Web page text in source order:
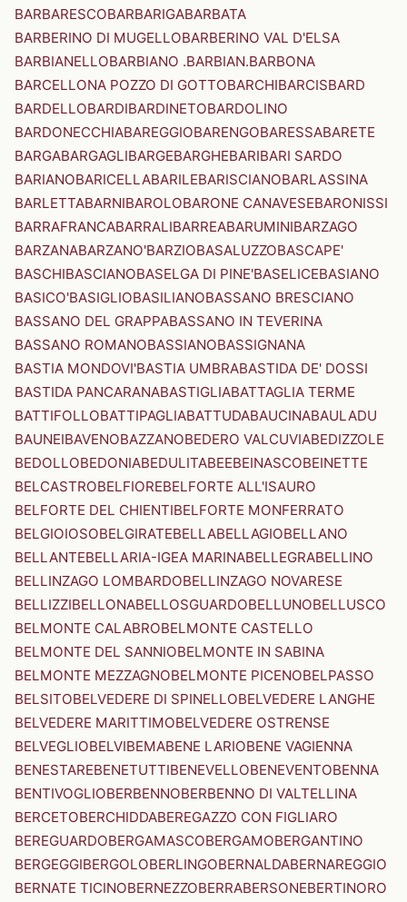
BARBARESCOBARBARIGABARBATA
BARBERINO DI MUGELLOBARBERINO VAL D'ELSA
BARBIANELLOBARBIANO .BARBIAN.BARBONA
BARCELLONA POZZO DI GOTTOBARCHIBARCISBARD
BARDELLOBARDIBARDINETOBARDOLINO
BARDONECCHIABAREGGIOBARENGOBARESSABARETE
BARGABARGAGLIBARGEBARGHEBARIBARI SARDO
BARIANOBARICELLABARILEBARISCIANOBARLASSINA
BARLETTABARNIBAROLOBARONE CANAVESEBARONISSI
BARRAFRANCABARRALIBARREABARUMINIBARZAGO
BARZANABARZANO'BARZIOBASALUZZOBASCAPE'
BASCHIBASCIANOBASELGA DI PINE'BASELICEBASIANO
BASICO'BASIGLIOBASILIANOBASSANO BRESCIANO
BASSANO DEL GRAPPABASSANO IN TEVERINA
BASSANO ROMANOBASSIANOBASSIGNANA
BASTIA MONDOVI'BASTIA UMBRABASTIDA DE' DOSSI
BASTIDA PANCARANABASTIGLIABATTAGLIA TERME
BATTIFOLLOBATTIPAGLIABATTUDABAUCINABAULADU
BAUNEIBAVENOBAZZANOBEDERO VALCUVIABEDIZZOLE
BEDOLLOBEDONIABEDULITABEEBEINASCOBEINETTE
BELCASTROBELFIOREBELFORTE ALL'ISAURO
BELFORTE DEL CHIENTIBELFORTE MONFERRATO
BELGIOIOSOBELGIRATEBELLABELLAGIOBELLANO
BELLANTEBELLARIA-IGEA MARINABELLEGRABELLINO
BELLINZAGO LOMBARDOBELLINZAGO NOVARESE
BELLIZZIBELLONABELLOSGUARDOBELLUNOBELLUSCO
BELMONTE CALABROBELMONTE CASTELLO
BELMONTE DEL SANNIOBELMONTE IN SABINA
BELMONTE MEZZAGNOBELMONTE PICENOBELPASSO
BELSITOBELVEDERE DI SPINELLOBELVEDERE LANGHE
BELVEDERE MARITTIMOBELVEDERE OSTRENSE
BELVEGLIOBELVIBEMABENE LARIOBENE VAGIENNA
BENESTAREBENETUTTIBENEVELLOBENEVENTOBENNA
BENTIVOGLIOBERBENNOBERBENNO DI VALTELLINA
BERCETOBERCHIDDABEREGAZZO CON FIGLIARO
BEREGUARDOBERGAMASCOBERGAMOBERGANTINO
BERGEGGIBERGOLOBERLINGOBERNALDABERNAREGGIO
BERNATE TICINOBERNEZZOBERRABERSONEBERTINORO